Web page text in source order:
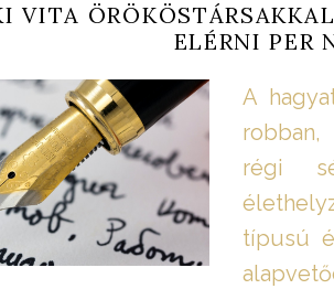
VITA
ELÉRNI PER
A
régi
típusú